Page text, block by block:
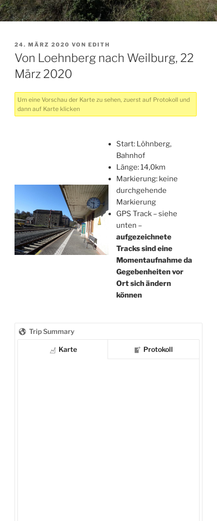
VERÖFFENTLICHT
AM
24. MÄRZ 2020 VON EDITH
Von Loehnberg nach Weilburg, 22
März 2020
Um eine Vorschau der Karte zu sehen, zuerst auf Protokoll und
dann auf Karte klicken
Start: Löhnberg,
Bahnhof
Länge: 14,0km
Markierung: keine
durchgehende
Markierung
GPS Track – siehe
unten –
aufgezeichnete
Tracks sind eine
Momentaufnahme da
Gegebenheiten vor
Ort sich ändern
können
Trip Summary
Karte Protokoll